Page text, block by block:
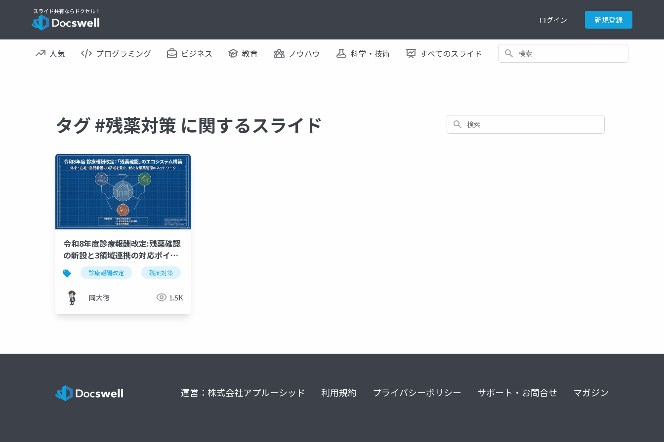
ログイン 新規登録
人気 プログラミング ビジネス 教育 ノウハウ 科学・技術 すべてのスライド 検索
タグ #残薬対策 に関するスライド 検索
令和8年度診療報酬改定:残薬確認
の新設と3領域連携の対応ポイン
ト
診療報酬改定 残薬対策
岡大徳 1.5K
運営：株式会社アプルーシッド 利用規約 プライバシーポリシー サポート・お問合せ マガジン